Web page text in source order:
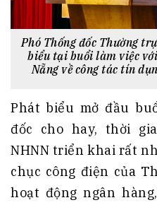
Phó Thống đốc Thường
biểu tại buổi làm việc
Nẵng về công tác tín
Phát biểu mở đầu
đốc cho hay, thời
NHNN triển khai rất
chục công điện của
hoạt động ngân